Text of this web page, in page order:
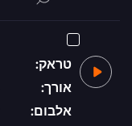
טראק:
אורך:
אלבום: